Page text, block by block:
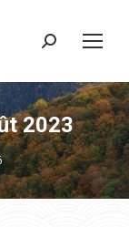
Recherche
2023